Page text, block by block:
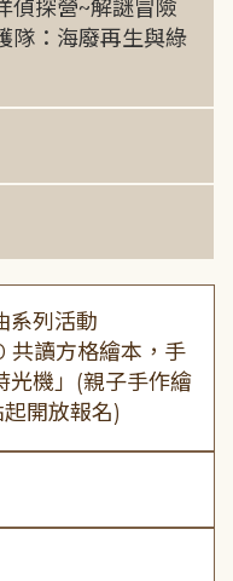
偵探營~解謎冒險
隊：海廢再生與綠
系列活動
共讀方格繪本，手
光機」(親子手作繪
開放報名)